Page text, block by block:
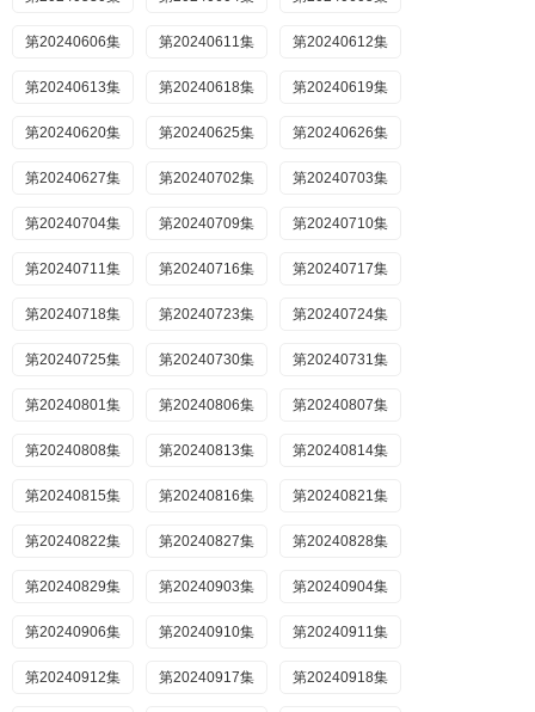
第20240606集 第20240611集 第20240612集
第20240613集 第20240618集 第20240619集
第20240620集 第20240625集 第20240626集
第20240627集 第20240702集 第20240703集
第20240704集 第20240709集 第20240710集
第20240711集 第20240716集 第20240717集
第20240718集 第20240723集 第20240724集
第20240725集 第20240730集 第20240731集
第20240801集 第20240806集 第20240807集
第20240808集 第20240813集 第20240814集
第20240815集 第20240816集 第20240821集
第20240822集 第20240827集 第20240828集
第20240829集 第20240903集 第20240904集
第20240906集 第20240910集 第20240911集
第20240912集 第20240917集 第20240918集